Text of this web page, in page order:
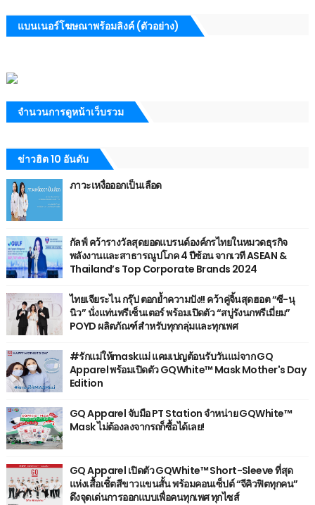
แบนเนอร์โฆษณาพร้อมลิงค์ (ตัวอย่าง)
จำนวนการดูหน้าเว็บรวม
ข่าวฮิต 10 อันดับ
ภาวะเหงื่อออกเป็นเลือด
กัลฟ์ คว้ารางวัลสุดยอดแบรนด์องค์กรไทยในหมวดธุรกิจ
พลังงานและสาธารณูปโภค 4 ปีซ้อน จากเวที ASEAN &
Thailand’s Top Corporate Brands 2024
ไทยเจียระไน กรุ๊ป ตอกย้ำความปัง!! คว้าคู่จิ้นสุดฮอต “ซี-นุ
นิว” นั่งแท่นพรีเซ็นเตอร์ พร้อมเปิดตัว “สบู่รังนกพรีเมี่ยม”
POYD ผลิตภัณฑ์สำหรับทุกกลุ่มและทุกเพศ
#รักแม่ให้maskแม่ แคมเปญต้อนรับวันแม่จาก GQ
Apparel พร้อมเปิดตัว GQWhite™ Mask Mother's Day
Edition
GQ Apparel จับมือ PT Station จำหน่าย GQWhite™
Mask ไม่ต้องลงจากรถก็ซื้อได้เลย!
GQ Apparel เปิดตัว GQWhite™ Short-Sleeve ที่สุด
แห่งเสื้อเชิ้ตสีขาวแขนสั้น พร้อมคอนเซ็ปต์ “จีคิวฟิตทุกคน”
ดึงจุดเด่นการออกแบบเพื่อคนทุกเพศ ทุกไซส์